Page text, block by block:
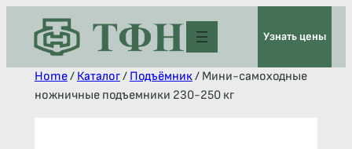
Узнать цены
Home/ Каталог/ Подъёмник/ Мини-самоходные
ножничные подъемники 230-250 кг